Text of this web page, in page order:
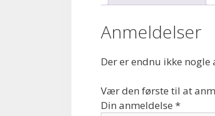
Anmeldelser
Der er endnu ikke nogle
Vær den første til at
Din anmeldelse *